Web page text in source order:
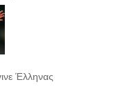
Έλληνας